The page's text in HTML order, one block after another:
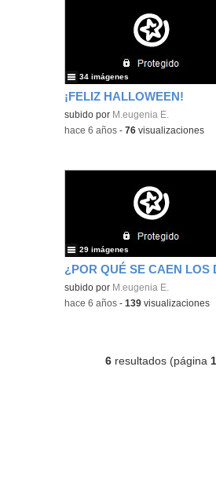
¡FELIZ HALLOWEEN!
subido por M.eugenia E.
34 imágenes
-hace 6 años -76 visualizaciones
Contenido educativo.
subido por M.eugenia E.
29 imágenes
-hace 6 años -139 visualizaciones
6 resultados (página 1